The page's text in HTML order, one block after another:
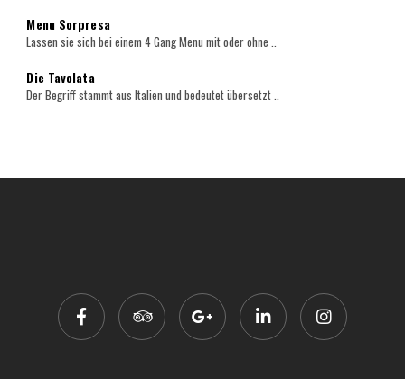
Menu Sorpresa
Lassen sie sich bei einem 4 Gang Menu mit oder ohne ..
Die Tavolata
Der Begriff stammt aus Italien und bedeutet übersetzt ..